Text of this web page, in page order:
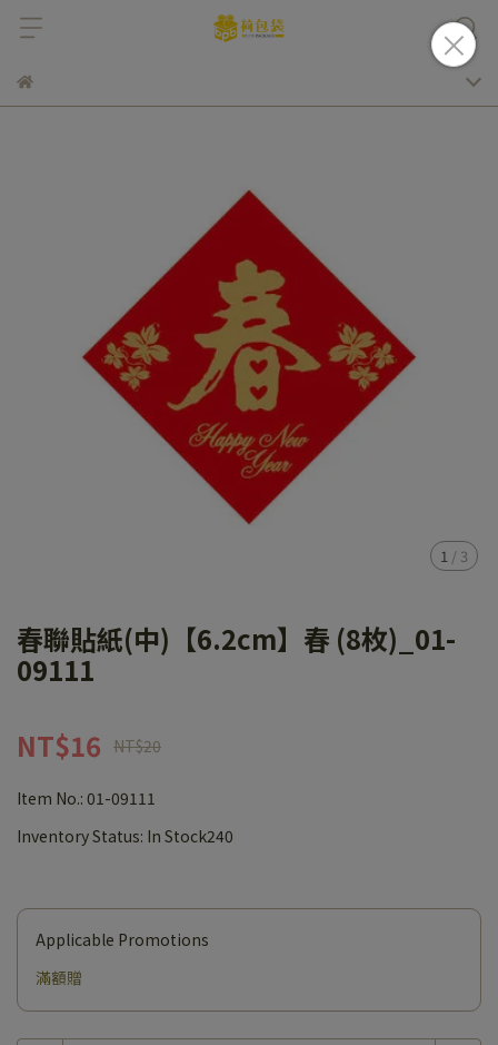
1 / 3
春聯貼紙(中)【6.2cm】春 (8枚)_01-
09111
NT$16 NT$20
Item No.: 01-09111
Inventory Status: In Stock240
Applicable Promotions
滿額贈